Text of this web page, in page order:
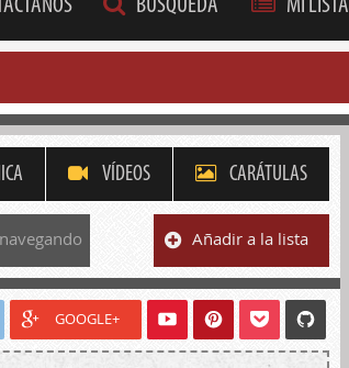
BÚSQUEDA MI LISTA
VÍDEOS CARÁTULAS
Añadir a la lista
GOOGLE+